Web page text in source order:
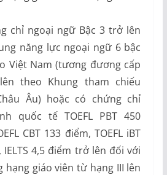
chỉ ngoại ngữ Bậc 3 trở lên
năng lực ngoại ngữ 6 bậc
Việt Nam (tương đương cấp
theo Khung tham chiếu
Âu) hoặc có chứng chỉ
quốc tế TOEFL PBT 450
CBT 133 điểm, TOEFL iBT
IELTS 4,5 điểm trở lên đối với
hạng giáo viên từ hạng III lên